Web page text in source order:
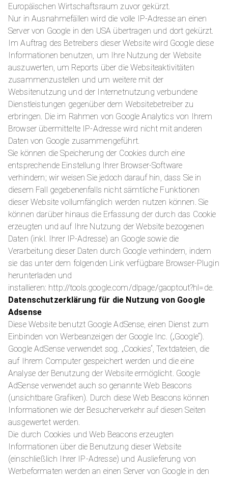
Europäischen Wirtschaftsraum zuvor gekürzt.
Nur in Ausnahmefällen wird die volle IP-Adresse an einen
Server von Google in den USA übertragen und dort gekürzt.
Im Auftrag des Betreibers dieser Website wird Google diese
Informationen benutzen, um Ihre Nutzung der Website
auszuwerten, um Reports über die Websiteaktivitäten
zusammenzustellen und um weitere mit der
Websitenutzung und der Internetnutzung verbundene
Dienstleistungen gegenüber dem Websitebetreiber zu
erbringen. Die im Rahmen von Google Analytics von Ihrem
Browser übermittelte IP-Adresse wird nicht mit anderen
Daten von Google zusammengeführt.
Sie können die Speicherung der Cookies durch eine
entsprechende Einstellung Ihrer Browser-Software
verhindern; wir weisen Sie jedoch darauf hin, dass Sie in
diesem Fall gegebenenfalls nicht sämtliche Funktionen
dieser Website vollumfänglich werden nutzen können. Sie
können darüber hinaus die Erfassung der durch das Cookie
erzeugten und auf Ihre Nutzung der Website bezogenen
Daten (inkl. Ihrer IP-Adresse) an Google sowie die
Verarbeitung dieser Daten durch Google verhindern, indem
sie das unter dem folgenden Link verfügbare Browser-Plugin
herunterladen und
installieren: http://tools.google.com/dlpage/gaoptout?hl=de.
Datenschutzerklärung für die Nutzung von Google
Adsense
Diese Website benutzt Google AdSense, einen Dienst zum
Einbinden von Werbeanzeigen der Google Inc. („Google“).
Google AdSense verwendet sog. „Cookies“, Textdateien, die
auf Ihrem Computer gespeichert werden und die eine
Analyse der Benutzung der Website ermöglicht. Google
AdSense verwendet auch so genannte Web Beacons
(unsichtbare Grafiken). Durch diese Web Beacons können
Informationen wie der Besucherverkehr auf diesen Seiten
ausgewertet werden.
Die durch Cookies und Web Beacons erzeugten
Informationen über die Benutzung dieser Website
(einschließlich Ihrer IP-Adresse) und Auslieferung von
Werbeformaten werden an einen Server von Google in den